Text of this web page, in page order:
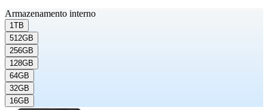
Armazenamento interno
1TB
512GB
256GB
128GB
64GB
32GB
16GB